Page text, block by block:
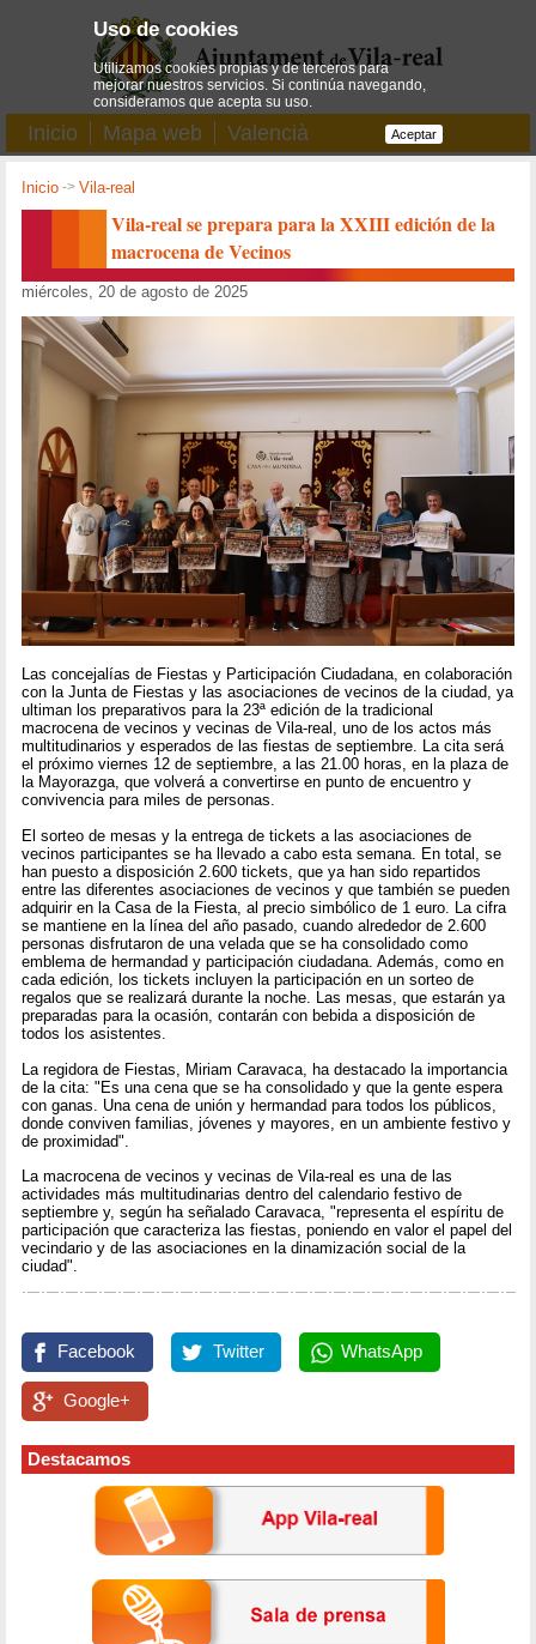
Inicio Mapa web Valencià
Inicio ->Vila-real
Vila-real se prepara para la XXIII edición de la
macrocena de Vecinos
miércoles, 20 de agosto de 2025
Las concejalías de Fiestas y Participación Ciudadana, en colaboración
con la Junta de Fiestas y las asociaciones de vecinos de la ciudad, ya
ultiman los preparativos para la 23ª edición de la tradicional
macrocena de vecinos y vecinas de Vila-real, uno de los actos más
multitudinarios y esperados de las fiestas de septiembre. La cita será
el próximo viernes 12 de septiembre, a las 21.00 horas, en la plaza de
la Mayorazga, que volverá a convertirse en punto de encuentro y
convivencia para miles de personas.
El sorteo de mesas y la entrega de tickets a las asociaciones de
vecinos participantes se ha llevado a cabo esta semana. En total, se
han puesto a disposición 2.600 tickets, que ya han sido repartidos
entre las diferentes asociaciones de vecinos y que también se pueden
adquirir en la Casa de la Fiesta, al precio simbólico de 1 euro. La cifra
se mantiene en la línea del año pasado, cuando alrededor de 2.600
personas disfrutaron de una velada que se ha consolidado como
emblema de hermandad y participación ciudadana. Además, como en
cada edición, los tickets incluyen la participación en un sorteo de
regalos que se realizará durante la noche. Las mesas, que estarán ya
preparadas para la ocasión, contarán con bebida a disposición de
todos los asistentes.
La regidora de Fiestas, Miriam Caravaca, ha destacado la importancia
de la cita: "Es una cena que se ha consolidado y que la gente espera
con ganas. Una cena de unión y hermandad para todos los públicos,
donde conviven familias, jóvenes y mayores, en un ambiente festivo y
de proximidad".
La macrocena de vecinos y vecinas de Vila-real es una de las
actividades más multitudinarias dentro del calendario festivo de
septiembre y, según ha señalado Caravaca, "representa el espíritu de
participación que caracteriza las fiestas, poniendo en valor el papel del
vecindario y de las asociaciones en la dinamización social de la
ciudad".
Facebook Twitter WhatsApp
Google+
Destacamos
Uso de cookies
Utilizamos cookies propias y de terceros para
mejorar nuestros servicios. Si continúa navegando,
consideramos que acepta su uso.
Aceptar